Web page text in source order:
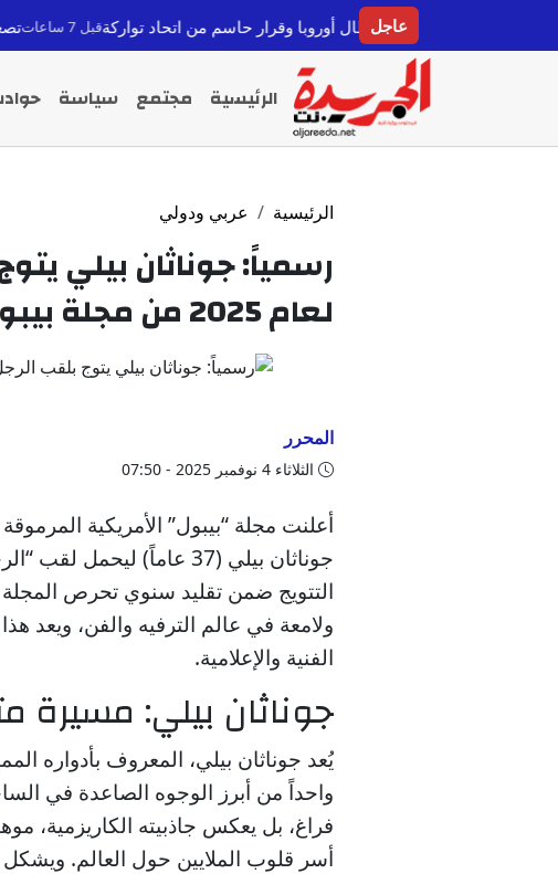
عاجل
ودوري أبطال أوروبا وقرار حاسم من اتحاد تواركةقبل 7 ساعات تصعيد خطير:
الرئيسية مجتمع سياسة
الرئيسية عربي ودولي
رسمياً: جوناثان بيلي
لعام 2025 من مجلة بيبول
المحرر
الثلاثاء 4 نوفمبر 2025 - 07:50
أعلنت مجلة “بيبول” الأمريكية
التتويج ضمن تقليد سنوي تحرص
ولامعة في عالم الترفيه والفن، ويعد
الفنية والإعلامية.
جوناثان بيلي:
يُعد جوناثان بيلي، المعروف بأدواره
واحداً من أبرز الوجوه الصاعدة في
فراغ، بل يعكس جاذبيته الكاريزمية،
أسر قلوب الملايين حول العالم. ويشكل